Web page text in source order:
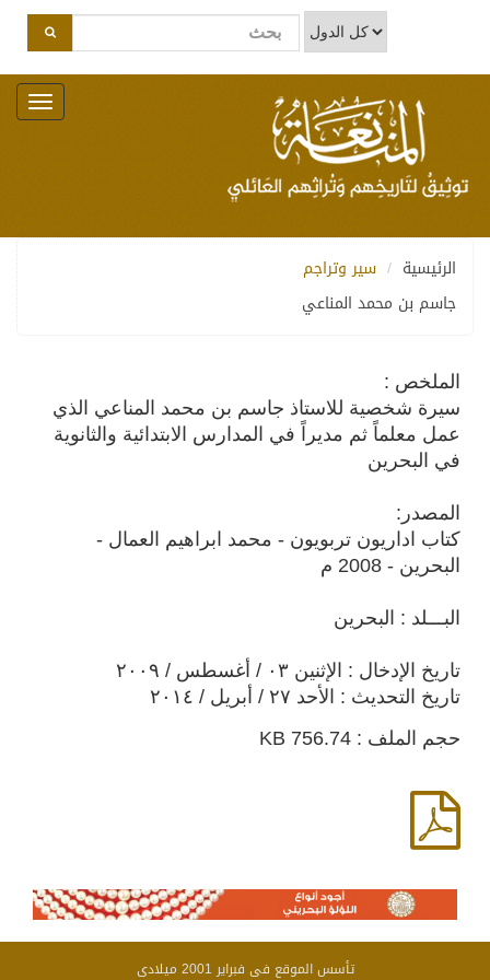
Toggle
navigation
الرئيسية
سير وتراجم
جاسم بن محمد المناعي
الملخص :
سيرة شخصية للاستاذ جاسم بن محمد المناعي الذي
عمل معلماً ثم مديراً في المدارس الابتدائية والثانوية
في البحرين
المصدر:
كتاب اداريون تربويون - محمد ابراهيم العمال -
البحرين - 2008 م
البـــلد : البحرين
تاريخ الإدخال : الإثنين ٠٣ / أغسطس / ٢٠٠٩
تاريخ التحديث : الأحد ٢٧ / أبريل / ٢٠١٤
حجم الملف : 756.74 KB
تأسس الموقع فى فبراير 2001 ميلادى